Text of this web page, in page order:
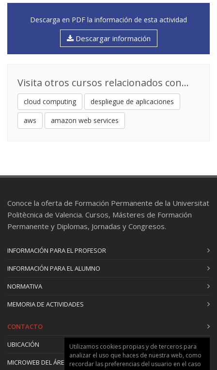
Descarga en PDF la información de esta actividad
Descargar información
Visita otros cursos relacionados con...
cloud computing despliegue de aplicaciones
aws amazon web services
Conoce la oferta de Formación Permanente de la Universitat
Politècnica de Valencia. Cursos, Másteres de Formación
Permanente y Diplomas, Jornadas y Congresos.
INFORMACIÓN PARA EL PROFESOR
INFORMACIÓN PARA EL ALUMNO
NORMATIVA
MEMORIA DE ACTIVIDADES
CONTACTO
UBICACIÓN
MICROWEB DEL ÁREA
Utilizamos cookies propias y de terceros para
analizar el uso que haces de nuestra web, como
recordar las preferencias del usuario en el caso